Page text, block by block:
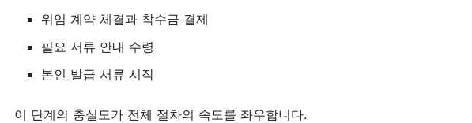
위임 계약 체결과 착수금 결제
필요 서류 안내 수령
본인 발급 서류 시작
이 단계의 충실도가 전체 절차의 속도를 좌우합니다.